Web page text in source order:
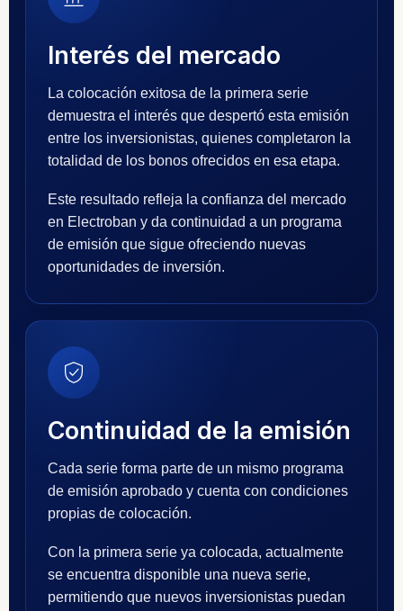
Interés del mercado
La colocación exitosa de la primera serie
demuestra el interés que despertó esta emisión
entre los inversionistas, quienes completaron la
totalidad de los bonos ofrecidos en esa etapa.
Este resultado refleja la confianza del mercado
en Electroban y da continuidad a un programa
de emisión que sigue ofreciendo nuevas
oportunidades de inversión.
Continuidad de la emisión
Cada serie forma parte de un mismo programa
de emisión aprobado y cuenta con condiciones
propias de colocación.
Con la primera serie ya colocada, actualmente
se encuentra disponible una nueva serie,
permitiendo que nuevos inversionistas puedan